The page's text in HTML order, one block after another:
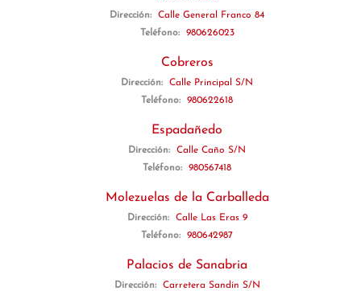
Dirección:
Calle General Franco 84
Teléfono:
980626023
Cobreros
Dirección:
Calle Principal S/N
Teléfono:
980622618
Espadañedo
Dirección:
Calle Caño S/N
Teléfono:
980567418
Molezuelas de la Carballeda
Dirección:
Calle Las Eras 9
Teléfono:
980642987
Palacios de Sanabria
Dirección:
Carretera Sandín S/N